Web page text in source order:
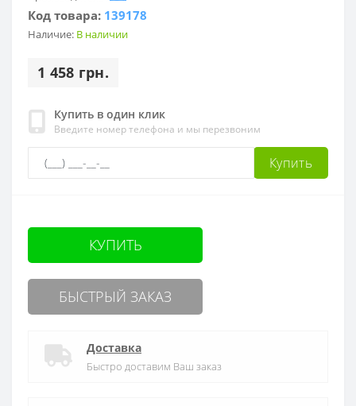
Код товара: 139178
Наличие: В наличии
1 458 грн.
Купить в один клик
Введите номер телефона и мы перезвоним
Купить
КУПИТЬ
БЫСТРЫЙ ЗАКАЗ
Доставка
Быстро доставим Ваш заказ